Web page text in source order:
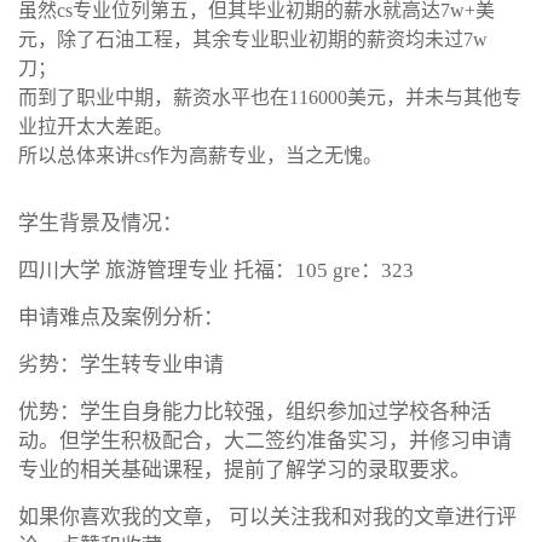
虽然cs专业位列第五，但其毕业初期的薪水就高达7w+美
元，除了石油工程，其余专业职业初期的薪资均未过7w
刀；
而到了职业中期，薪资水平也在116000美元，并未与其他专
业拉开太大差距。
所以总体来讲cs作为高薪专业，当之无愧。
学生背景及情况：
四川大学 旅游管理专业 托福：105 gre：323
申请难点及案例分析：
劣势：学生转专业申请
优势：学生自身能力比较强，组织参加过学校各种活
动。但学生积极配合，大二签约准备实习，并修习申请
专业的相关基础课程，提前了解学习的录取要求。
如果你喜欢我的文章， 可以关注我和对我的文章进行评